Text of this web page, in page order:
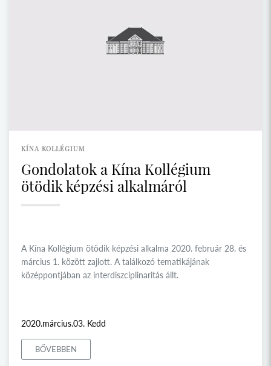
KÍNA KOLLÉGIUM
Gondolatok a Kína Kollégium
ötödik képzési alkalmáról
A Kína Kollégium ötödik képzési alkalma 2020. február 28. és
március 1. között zajlott. A találkozó tematikájának
középpontjában az interdiszciplinaritás állt.
2020.március.03. Kedd
BŐVEBBEN